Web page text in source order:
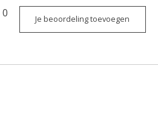
0
Je beoordeling toevoegen